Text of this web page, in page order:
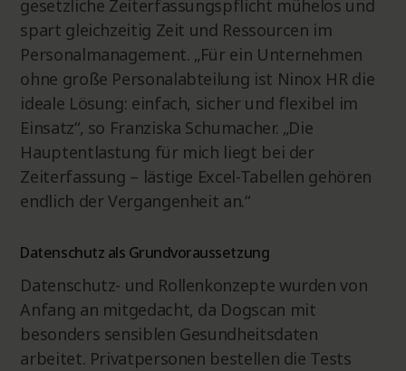
gesetzliche Zeiterfassungspflicht mühelos und
spart gleichzeitig Zeit und Ressourcen im
Personalmanagement. „Für ein Unternehmen
ohne große Personalabteilung ist Ninox HR die
ideale Lösung: einfach, sicher und flexibel im
Einsatz“, so Franziska Schumacher. „Die
Hauptentlastung für mich liegt bei der
Zeiterfassung – lästige Excel-Tabellen gehören
endlich der Vergangenheit an.“
Datenschutz als Grundvoraussetzung
Datenschutz- und Rollenkonzepte wurden von
Anfang an mitgedacht, da Dogscan mit
besonders sensiblen Gesundheitsdaten
arbeitet. Privatpersonen bestellen die Tests